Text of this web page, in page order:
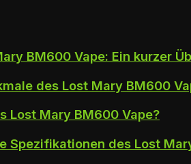
BM600 Vape: Ein kurzer
des Lost Mary BM600
Lost Mary BM600 Vape?
Spezifikationen des Lost